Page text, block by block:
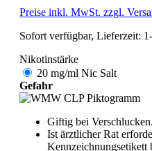
Preise inkl. MwSt. zzgl.
Sofort verfügbar, Lieferzeit:
Nikotinstärke
20 mg/ml Nic Salt
Gefahr
Giftig bei Verschlucken.
Ist ärztlicher Rat
Kennzeichnungsetikett